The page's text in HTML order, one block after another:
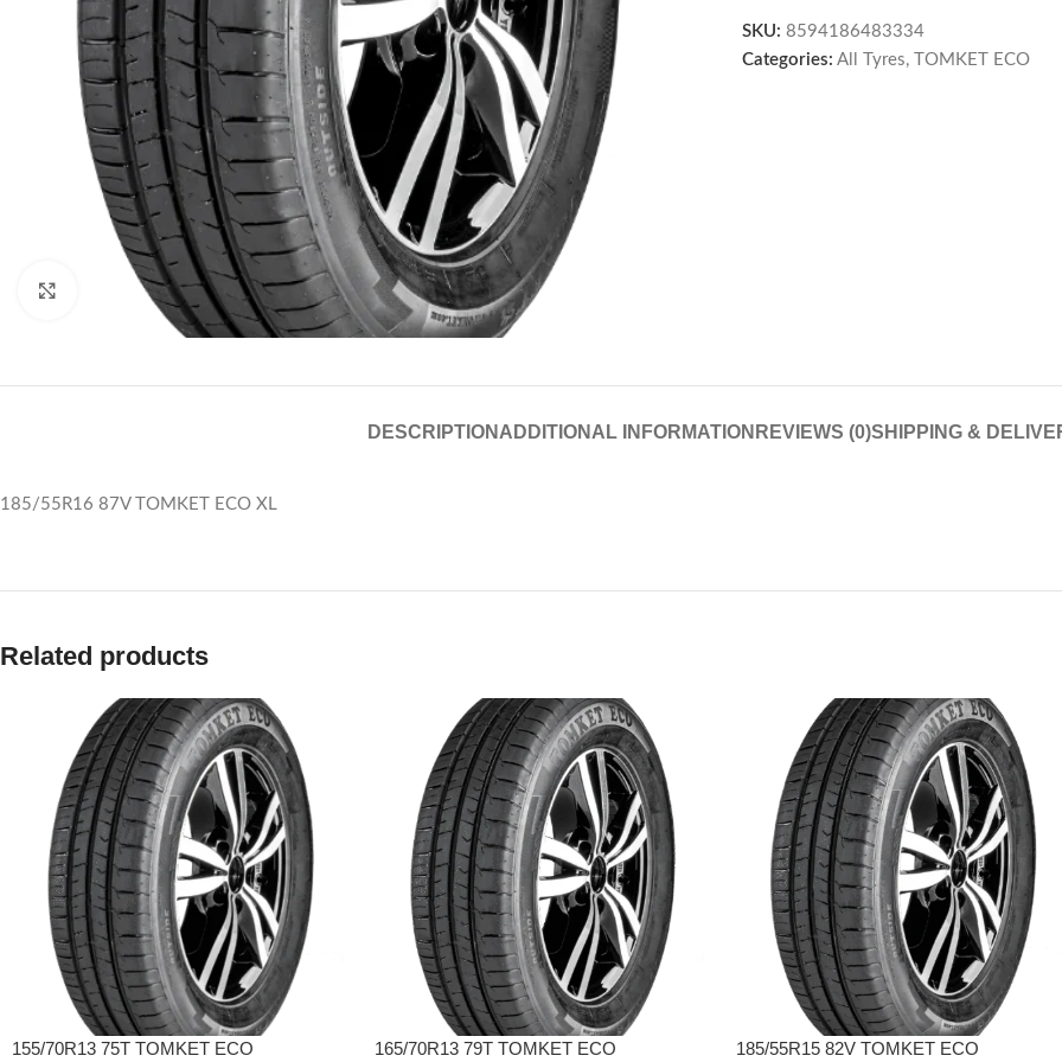
Click to enlarge
SKU: 8594186483334
Categories: All Tyres, TOMKET ECO
DESCRIPTION ADDITIONAL INFORMATION REVIEWS (0)SHIPPING &
185/55R16 87V TOMKET ECO XL
Related products
155/70R13 75T TOMKET ECO 165/70R13 79T TOMKET ECO 185/55R15 82V TOMKET ECO